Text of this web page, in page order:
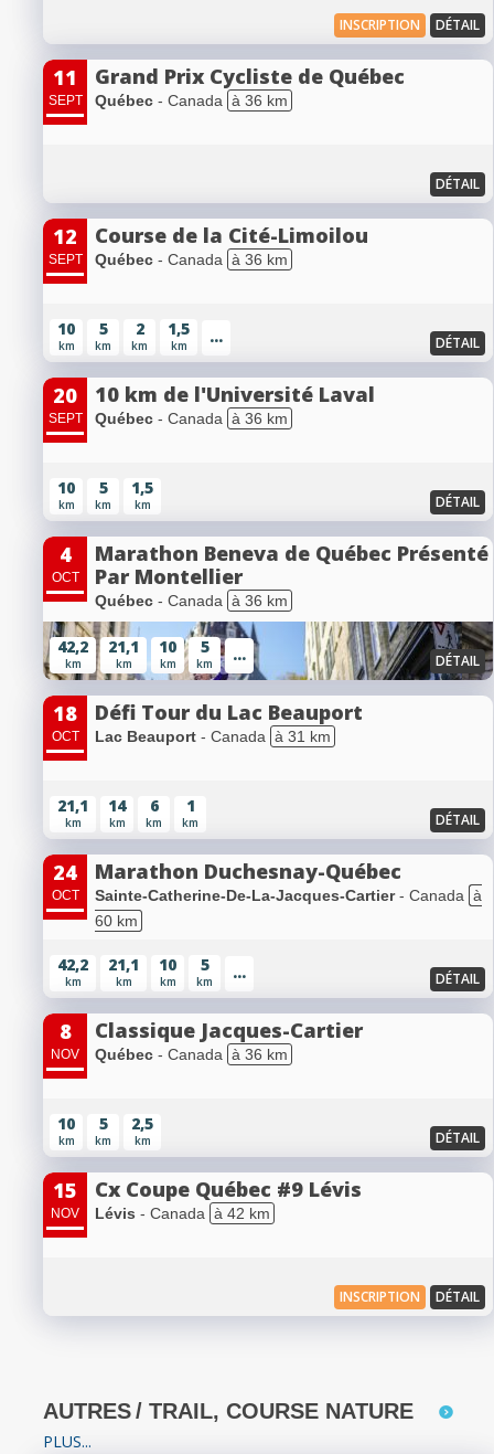
INSCRIPTION DÉTAIL
11
SEPT
Grand Prix Cycliste de Québec
Québec - Canada à 36 km
DÉTAIL
12
SEPT
Course de la Cité-Limoilou
Québec - Canada à 36 km
10
km
5
km
2
km
1,5
km ... DÉTAIL
20
SEPT
10 km de l'Université Laval
Québec - Canada à 36 km
10
km
5
km
1,5
km DÉTAIL
4
OCT
Marathon Beneva de Québec Présenté
Par Montellier
Québec - Canada à 36 km
42,2
km
21,1
km
10
km
5
km ... DÉTAIL
18
OCT
Défi Tour du Lac Beauport
Lac Beauport - Canada à 31 km
21,1
km
14
km
6
km
1
km DÉTAIL
24
OCT
Marathon Duchesnay-Québec
Sainte-Catherine-De-La-Jacques-Cartier- Canada à
60 km
42,2
km
21,1
km
10
km
5
km ... DÉTAIL
8
NOV
Classique Jacques-Cartier
Québec - Canada à 36 km
10
km
5
km
2,5
km DÉTAIL
15
NOV
Cx Coupe Québec #9 Lévis
Lévis - Canada à 42 km
INSCRIPTION DÉTAIL
AUTRES/ TRAIL, COURSE NATURE
PLUS...